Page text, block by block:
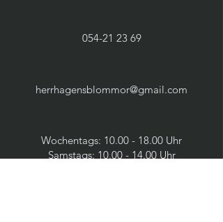
054-21 23 69
herrhagensblommor@gmail.com
Wochentags: 10.00 - 18.00 Uhr
Samstags: 10.00 - 14.00Uhr